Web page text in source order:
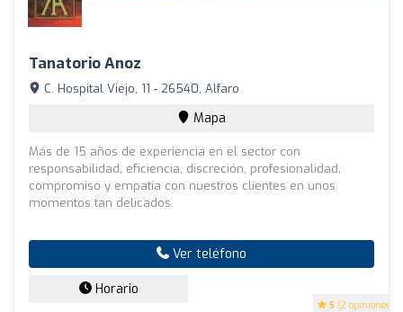
Tanatorio Anoz
5 (2 opiniones)
C. Hospital Viejo, 11 - 26540, Alfaro
Mapa
Más de 15 años de experiencia en el sector con
responsabilidad, eficiencia, discreción, profesionalidad,
compromiso y empatía con nuestros clientes en unos
momentos tan delicados.
Ver teléfono
Horario